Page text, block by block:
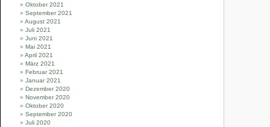
Oktober 2021
September 2021
August 2021
Juli 2021
Juni 2021
Mai 2021
April 2021
März 2021
Februar 2021
Januar 2021
Dezember 2020
November 2020
Oktober 2020
September 2020
Juli 2020